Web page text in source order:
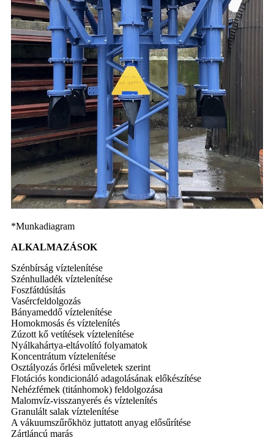
*Munkadiagram
ALKALMAZÁSOK
Szénbírság víztelenítése
Szénhulladék víztelenítése
Foszfátdúsítás
Vasércfeldolgozás
Bányameddő víztelenítése
Homokmosás és víztelenítés
Zúzott kő vetítések víztelenítése
Nyálkahártya-eltávolító folyamatok
Koncentrátum víztelenítése
Osztályozás őrlési műveletek szerint
Flotációs kondicionáló adagolásának előkészítése
Nehézfémek (titánhomok) feldolgozása
Malomvíz-visszanyerés és víztelenítés
Granulált salak víztelenítése
A vákuumszűrőkhöz juttatott anyag elősűrítése
Zártláncú marás